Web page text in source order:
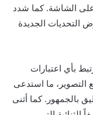
الشاشة. كما شدد
التحديات الجديدة
بأي اعتبارات
التصوير، ما استدعى
بالجمهور. كما أثنى